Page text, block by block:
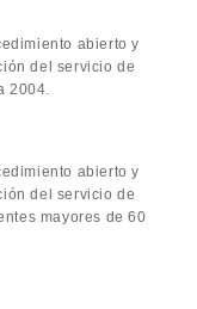
abierto y
del servicio de
2004.
abierto y
del servicio de
mayores de 60